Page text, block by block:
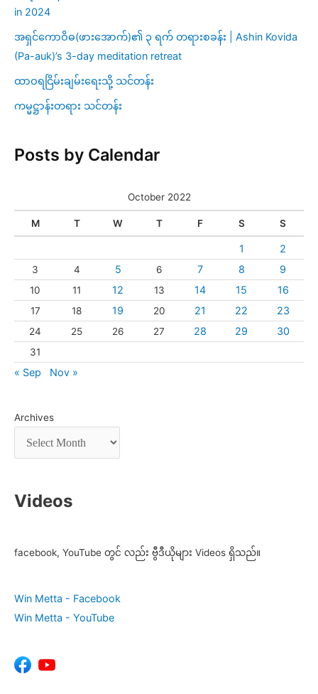
in 2024
အရှင်ကောဝိဓ(ဖားအောက်)၏ ၃ ရက် တရားစခန်း | Ashin Kovida
(Pa-auk)’s 3-day meditation retreat
ထာဝရငြိမ်းချမ်းရေးသို့ သင်တန်း
ကမ္မဋ္ဌာန်းတရား သင်တန်း
Posts by Calendar
October 2022
M T W T F S S
1 2
3 4 5 6 7 8 9
10 11 12 13 14 15 16
17 18 19 20 21 22 23
24 25 26 27 28 29 30
31
« Sep Nov »
Archives
Videos
facebook, YouTube တွင် လည်း ဗွီဒီယိုများ Videos ရှိသည်။
Win Metta - Facebook
Win Metta - YouTube